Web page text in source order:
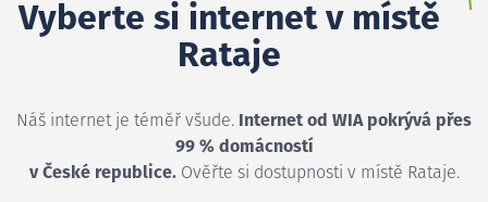
Vyberte si internet v místě
Rataje
Náš internet je téměř všude. Internet od WIA pokrývá přes
99 % domácností
v České republice.Ověřte si dostupnosti v místě Rataje.